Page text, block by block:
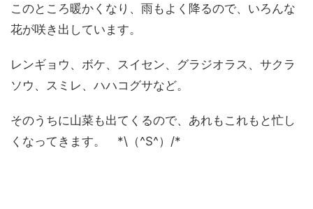
このところ暖かくなり、雨もよく降るので、いろんな
花が咲き出しています。
レンギョウ、ボケ、スイセン、グラジオラス、サクラ
ソウ、スミレ、ハハコグサなど。
そのうちに山菜も出てくるので、あれもこれもと忙し
くなってきます。 *\（^S^）/*